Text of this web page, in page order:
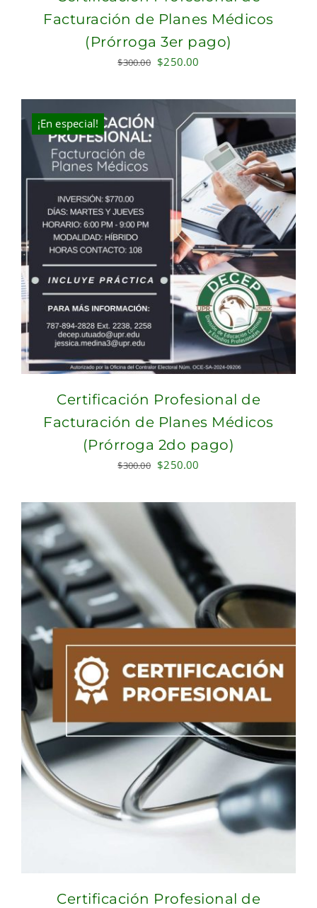
Facturación de Planes Médicos
(Prórroga 3er pago)
$300.00 Original
was:
$300.00.
$250.00
is:
$250.00.
¡En especial!
Certificación Profesional de
Facturación de Planes Médicos
(Prórroga 2do pago)
$300.00 Original
was:
$300.00.
$250.00
is:
Certificación Profesional de